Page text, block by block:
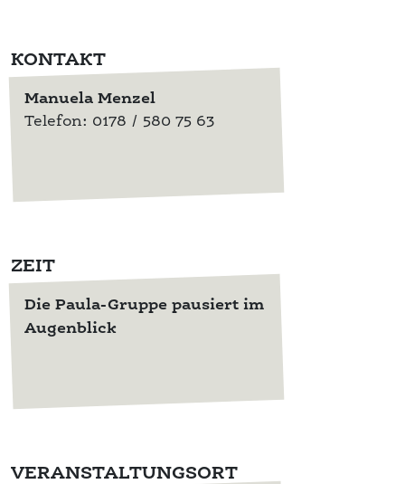
KONTAKT
Manuela Menzel
Telefon: 0178 / 580 75 63
ZEIT
Die Paula-Gruppe pausiert im
Augenblick
VERANSTALTUNGSORT